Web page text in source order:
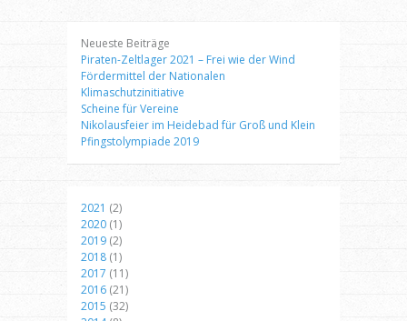
Neueste Beiträge
Piraten-Zeltlager 2021 – Frei wie der Wind
Fördermittel der Nationalen
Klimaschutzinitiative
Scheine für Vereine
Nikolausfeier im Heidebad für Groß und Klein
Pfingstolympiade 2019
2021 (2)
2020 (1)
2019 (2)
2018 (1)
2017 (11)
2016 (21)
2015 (32)